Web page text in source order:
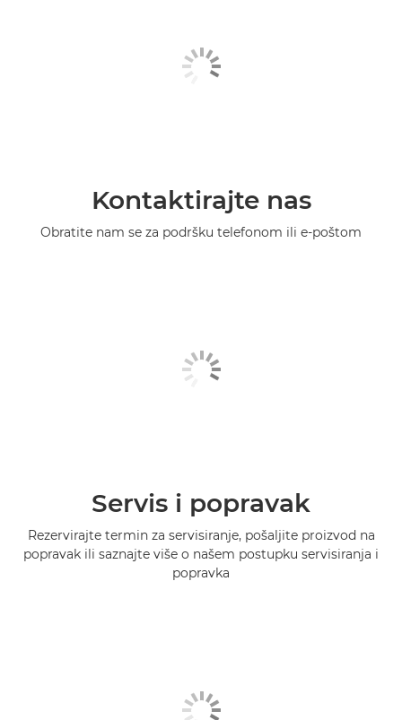
Kontaktirajte nas
Obratite nam se za podršku telefonom ili e-poštom
Servis i popravak
Rezervirajte termin za servisiranje, pošaljite proizvod na
popravak ili saznajte više o našem postupku servisiranja i
popravka